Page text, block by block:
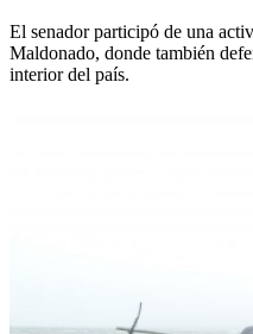
El senador participó de una
Maldonado, donde también
interior del país.